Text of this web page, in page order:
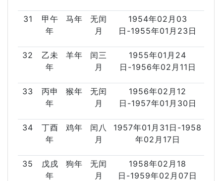
31
甲午
年
马年
无闰
月
1954年02月03
日-1955年01月23日
32
乙未
年
羊年
闰三
月
1955年01月24
日-1956年02月11日
33
丙申
年
猴年
无闰
月
1956年02月12
日-1957年01月30日
34
丁酉
年
鸡年
闰八
月
1957年01月31日-1958
年02月17日
35
戊戌
年
狗年
无闰
月
1958年02月18
日-1959年02月07日